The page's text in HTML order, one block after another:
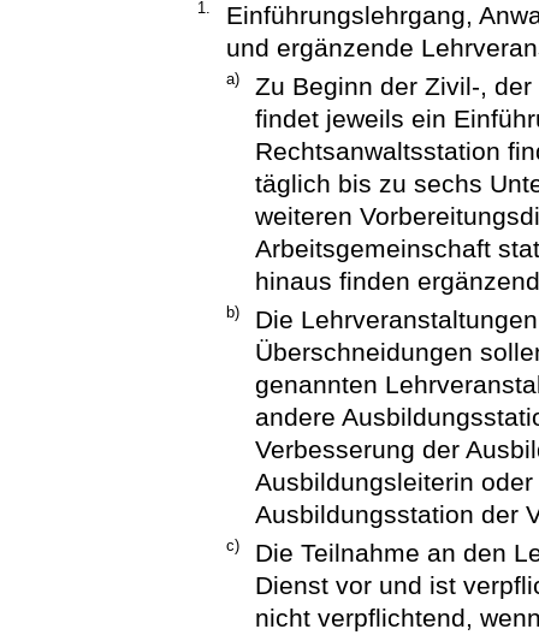
1.
Einführungslehrgang,
und ergänzende
a)
Zu Beginn der Zivil-,
findet jeweils ein
Rechtsanwaltsstation
täglich bis zu sechs
weiteren
Arbeitsgemeinschaft
hinaus finden
b)
Die
Überschneidungen
genannten
andere
Verbesserung der
Ausbildungsleiterin
Ausbildungsstation der
c)
Die Teilnahme an den
Dienst vor und ist
nicht verpflichtend,